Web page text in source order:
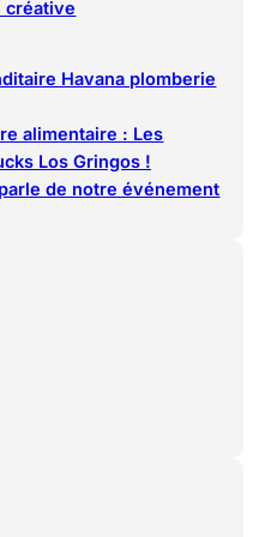
créative
Havana plomberie
alimentaire : Les
Los Gringos !
de notre événement